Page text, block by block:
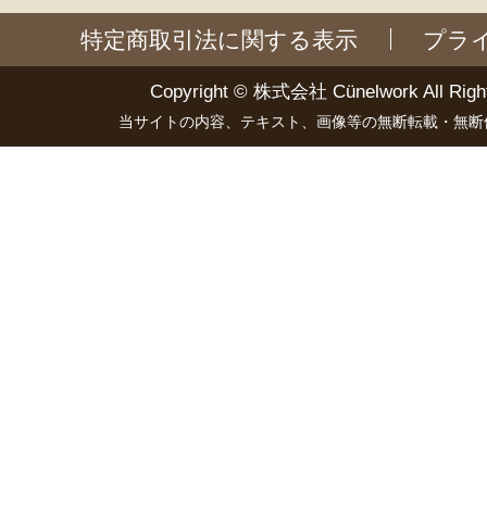
特定商取引法に関する表示 プラ
Copyright © 株式会社 Cünelwork All
当サイトの内容、テキスト、画像等の無断転載・無